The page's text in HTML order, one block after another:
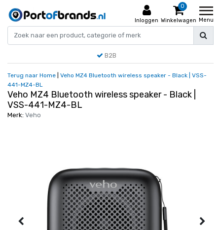
Inloggen
0
Winkelwagen Menu
B2B
Terug naar Home
Veho MZ4 Bluetooth wireless speaker - Black | VSS-
441-MZ4-BL
Veho MZ4 Bluetooth wireless speaker - Black |
VSS-441-MZ4-BL
Merk: Veho